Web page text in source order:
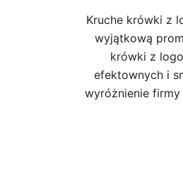
Kruche krówki z
wyjątkową
krówki z
efektownych i
wyróżnienie